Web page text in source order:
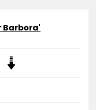
Barbora'